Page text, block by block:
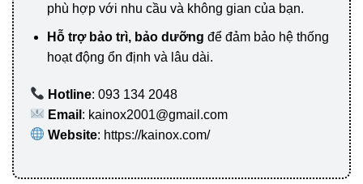
phù hợp với nhu cầu và không gian của bạn.
Hỗ trợ bảo trì, bảo dưỡng để đảm bảo hệ thống
hoạt động ổn định và lâu dài.
Hotline: 093 134 2048
Email : kainox2001@gmail.com
Website: https://kainox.com/